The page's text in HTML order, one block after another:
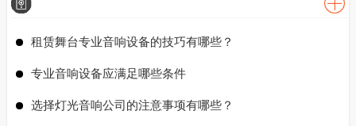
租赁舞台专业音响设备的技巧有哪些？
专业音响设备应满足哪些条件
选择灯光音响公司的注意事项有哪些？